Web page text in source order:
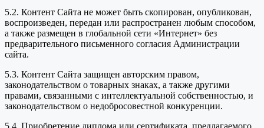
5.2. Контент Сайта не может быть скопирован, опубликован,
воспроизведен, передан или распространен любым способом,
а также размещен в глобальной сети «Интернет» без
предварительного письменного согласия Администрации
сайта.
5.3. Контент Сайта защищен авторским правом,
законодательством о товарных знаках, а также другими
правами, связанными с интеллектуальной собственностью, и
законодательством о недобросовестной конкуренции.
5.4. Приобретение диплома или сертификата, предлагаемого